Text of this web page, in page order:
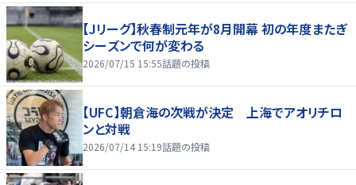
【Jリーグ】秋春制元年が8月開幕 初の年度またぎ
シーズンで何が変わる
2026/07/15 15:55話題の投稿
【UFC】朝倉海の次戦が決定 上海でアオリチロ
ンと対戦
2026/07/14 15:19話題の投稿